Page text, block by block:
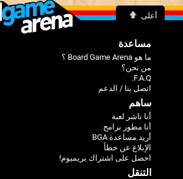
أعلى
مساعدة
ما هو Board Game Arena ؟
من نحن؟
F.A.Q.
اتصل بنا / الدعم
ساهم
أنا ناشر لعبة
أنا مطور برامج
أريد مساعدة BGA
الإبلاغ عن خطأ
احصل على اشتراك بريميوم!
التنقل